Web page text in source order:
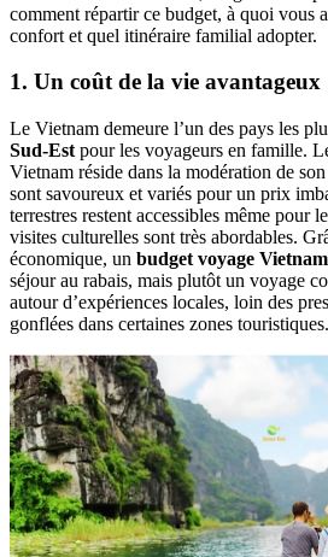
comment répartir ce budget, à quoi vous
confort et quel itinéraire familial adopter.
1. Un coût de la vie avantageux
Le Vietnam demeure l’un des pays les
Sud-Est pour les voyageurs en famille.
Vietnam réside dans la modération de
sont savoureux et variés pour un prix
terrestres restent accessibles même pour
visites culturelles sont très abordables.
économique, un budget voyage Vietnam
séjour au rabais, mais plutôt un voyage
autour d’expériences locales, loin des
gonflées dans certaines zones touristiques.